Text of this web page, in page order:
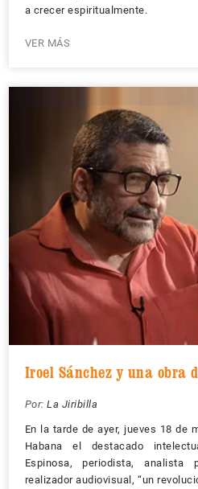
a crecer espiritualmente.
VER MÁS
Iroel Sánchez y una obra
Por: La Jiribilla
En la tarde de ayer, jueves 18 de
Habana el destacado
Espinosa, periodista,
realizador audiovisual, “un